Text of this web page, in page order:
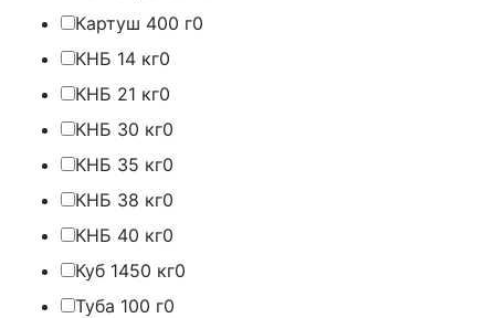
Картуш 400 г0
КНБ 14 кг0
КНБ 21 кг0
КНБ 30 кг0
КНБ 35 кг0
КНБ 38 кг0
КНБ 40 кг0
Куб 1450 кг0
Туба 100 г0